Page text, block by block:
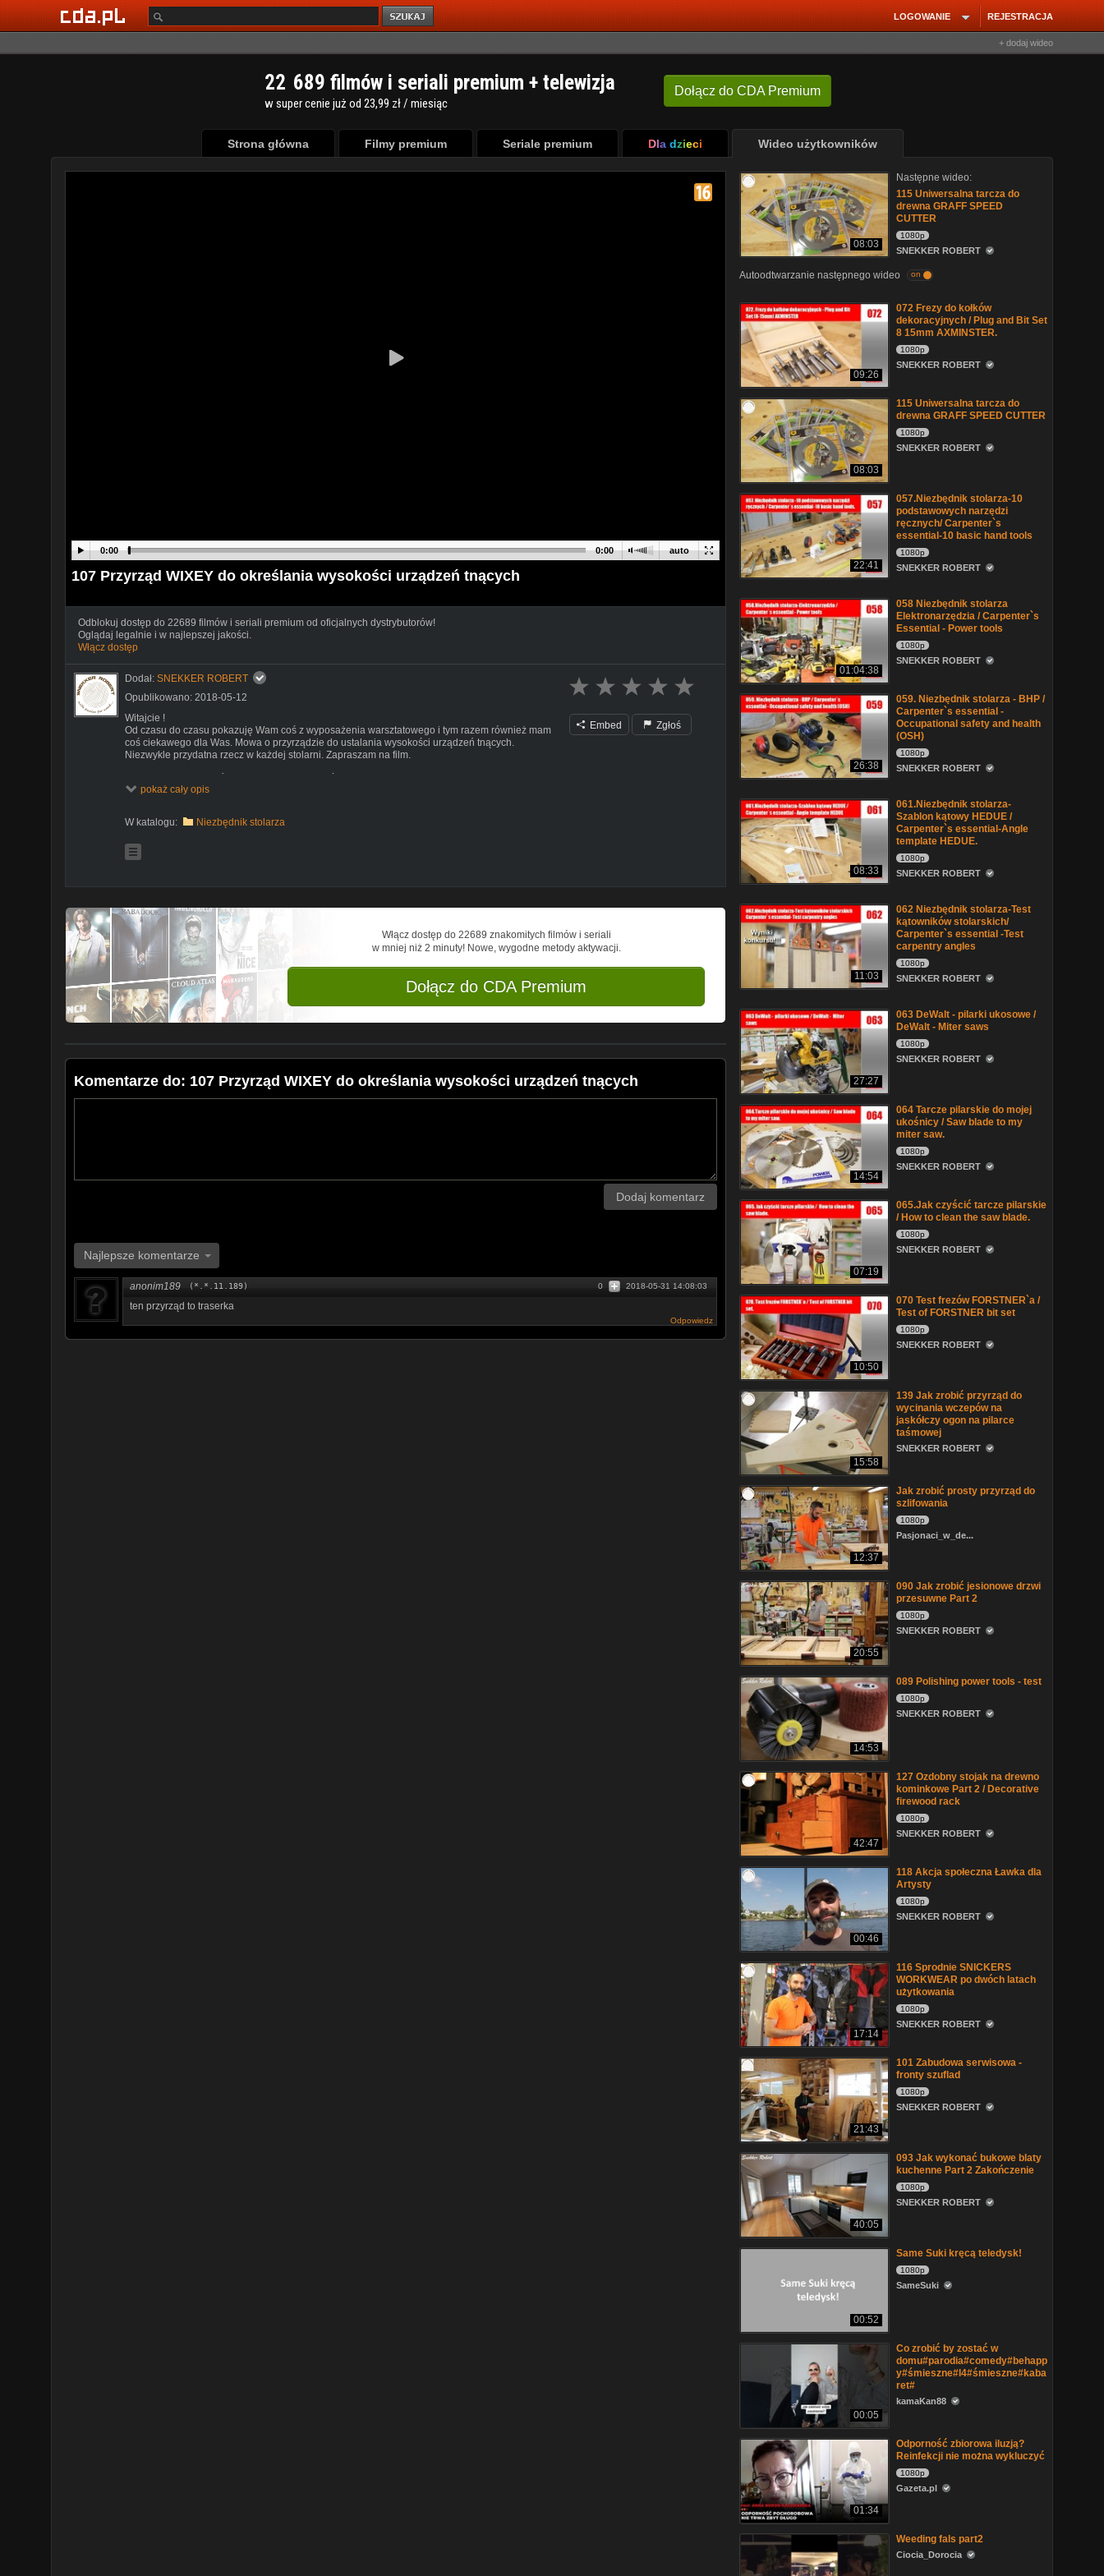
REJESTRACJA
LOGOWANIE
+ dodaj wideo
Dołącz do CDA Premium
22 689 filmów i seriali premium + telewizja
w super cenie już od 23,99 zł / miesiąc
Strona główna Filmy premium Seriale premium Dla dzieci Wideo użytkowników
auto
0:00 0:00
107 Przyrząd WIXEY do określania wysokości urządzeń tnących
Odblokuj dostęp do 22689 filmów i seriali premium od oficjalnych dystrybutorów!
Oglądaj legalnie i w najlepszej jakości.
Włącz dostęp
Dodał: SNEKKER ROBERT
Opublikowano: 2018-05-12
Witajcie !
Od czasu do czasu pokazuję Wam coś z wyposażenia warsztatowego i tym razem również mam
coś ciekawego dla Was. Mowa o przyrządzie do ustalania wysokości urządzeń tnących.
Niezwykle przydatna rzecz w każdej stolarni. Zapraszam na film.
https://www.youtube.com/channel/UC0yU...
Facebooku Pasjonaci w dechę
https://www.facebook.com/groups/18657...
pokaż cały opis
W katalogu: Niezbędnik stolarza
Embed Zgłoś
Włącz dostęp do 22689 znakomitych filmów i seriali
w mniej niż 2 minuty! Nowe, wygodne metody aktywacji.
Dołącz do CDA Premium
Komentarze do: 107 Przyrząd WIXEY do określania wysokości urządzeń tnących
Dodaj komentarz
Najlepsze komentarze
anonim189 (*.*.11.189) 2018-05-31 14:08:03
0
ten przyrząd to traserka
Odpowiedz
08:03
Następne wideo:
115 Uniwersalna tarcza do
drewna GRAFF SPEED
CUTTER
1080p
SNEKKER ROBERT
Autoodtwarzanie następnego wideo on
09:26
072 Frezy do kołków
dekoracyjnych / Plug and Bit Set
8 15mm AXMINSTER.
1080p
SNEKKER ROBERT
08:03
115 Uniwersalna tarcza do
drewna GRAFF SPEED CUTTER
1080p
SNEKKER ROBERT
22:41
057.Niezbędnik stolarza-10
podstawowych narzędzi
ręcznych/ Carpenter`s
essential-10 basic hand tools
1080p
SNEKKER ROBERT
01:04:38
058 Niezbędnik stolarza
Elektronarzędzia / Carpenter`s
Essential - Power tools
1080p
SNEKKER ROBERT
26:38
059. Niezbędnik stolarza - BHP /
Carpenter`s essential -
Occupational safety and health
(OSH)
1080p
SNEKKER ROBERT
08:33
061.Niezbędnik stolarza-
Szablon kątowy HEDUE /
Carpenter`s essential-Angle
template HEDUE.
1080p
SNEKKER ROBERT
11:03
062 Niezbędnik stolarza-Test
kątowników stolarskich/
Carpenter`s essential -Test
carpentry angles
1080p
SNEKKER ROBERT
27:27
063 DeWalt - pilarki ukosowe /
DeWalt - Miter saws
1080p
SNEKKER ROBERT
14:54
064 Tarcze pilarskie do mojej
ukośnicy / Saw blade to my
miter saw.
1080p
SNEKKER ROBERT
07:19
065.Jak czyścić tarcze pilarskie
/ How to clean the saw blade.
1080p
SNEKKER ROBERT
10:50
070 Test frezów FORSTNER`a /
Test of FORSTNER bit set
1080p
SNEKKER ROBERT
15:58
139 Jak zrobić przyrząd do
wycinania wczepów na
jaskółczy ogon na pilarce
taśmowej
SNEKKER ROBERT
12:37
Jak zrobić prosty przyrząd do
szlifowania
1080p
Pasjonaci_w_de...
20:55
090 Jak zrobić jesionowe drzwi
przesuwne Part 2
1080p
SNEKKER ROBERT
14:53
089 Polishing power tools - test
1080p
SNEKKER ROBERT
42:47
127 Ozdobny stojak na drewno
kominkowe Part 2 / Decorative
firewood rack
1080p
SNEKKER ROBERT
00:46
118 Akcja społeczna Ławka dla
Artysty
1080p
SNEKKER ROBERT
17:14
116 Sprodnie SNICKERS
WORKWEAR po dwóch latach
użytkowania
1080p
SNEKKER ROBERT
21:43
101 Zabudowa serwisowa -
fronty szuflad
1080p
SNEKKER ROBERT
40:05
093 Jak wykonać bukowe blaty
kuchenne Part 2 Zakończenie
1080p
SNEKKER ROBERT
00:52
Same Suki kręcą teledysk!
1080p
SameSuki
00:05
Co zrobić by zostać w
domu#parodia#comedy#behapp
y#śmieszne#l4#śmieszne#kaba
ret#
kamaKan88
01:34
Odporność zbiorowa iluzją?
Reinfekcji nie można wykluczyć
1080p
Gazeta.pl
Weeding fals part2
Ciocia_Dorocia